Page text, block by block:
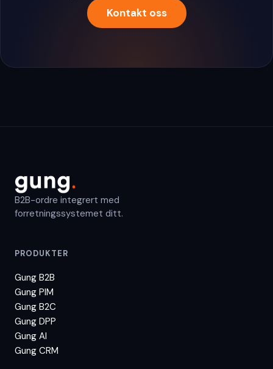
Kontakt oss
B2B-ordre integrert med
forretningssystemet ditt.
PRODUKTER
Gung B2B
Gung PIM
Gung B2C
Gung DPP
Gung AI
Gung CRM